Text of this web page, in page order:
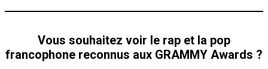
Vous souhaitez voir le rap et la pop
francophone reconnus aux GRAMMY Awards ?